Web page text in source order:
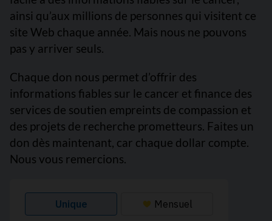
ainsi qu’aux millions de personnes qui visitent ce
site Web chaque année. Mais nous ne pouvons
pas y arriver seuls.
Chaque don nous permet d’offrir des
informations fiables sur le cancer et finance des
services de soutien empreints de compassion et
des projets de recherche prometteurs. Faites un
don dès maintenant, car chaque dollar compte.
Nous vous remercions.